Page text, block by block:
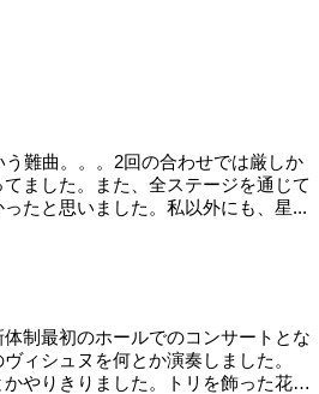
難曲。。。2回の合わせでは厳しか
ました。また、全ステージを通じて
たと思いました。私以外にも、星...
制最初のホールでのコンサートとな
ィシュヌを何とか演奏しました。
やりきりました。トリを飾った花咲